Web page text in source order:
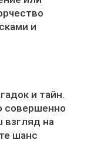
и
и тайн.
совершенно
взгляд на
шанс